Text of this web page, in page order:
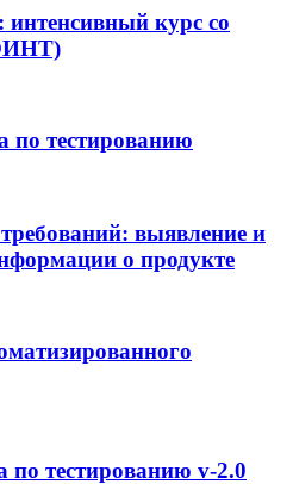
курс со
тестированию
выявление и
о продукте
тестированию v-2.0